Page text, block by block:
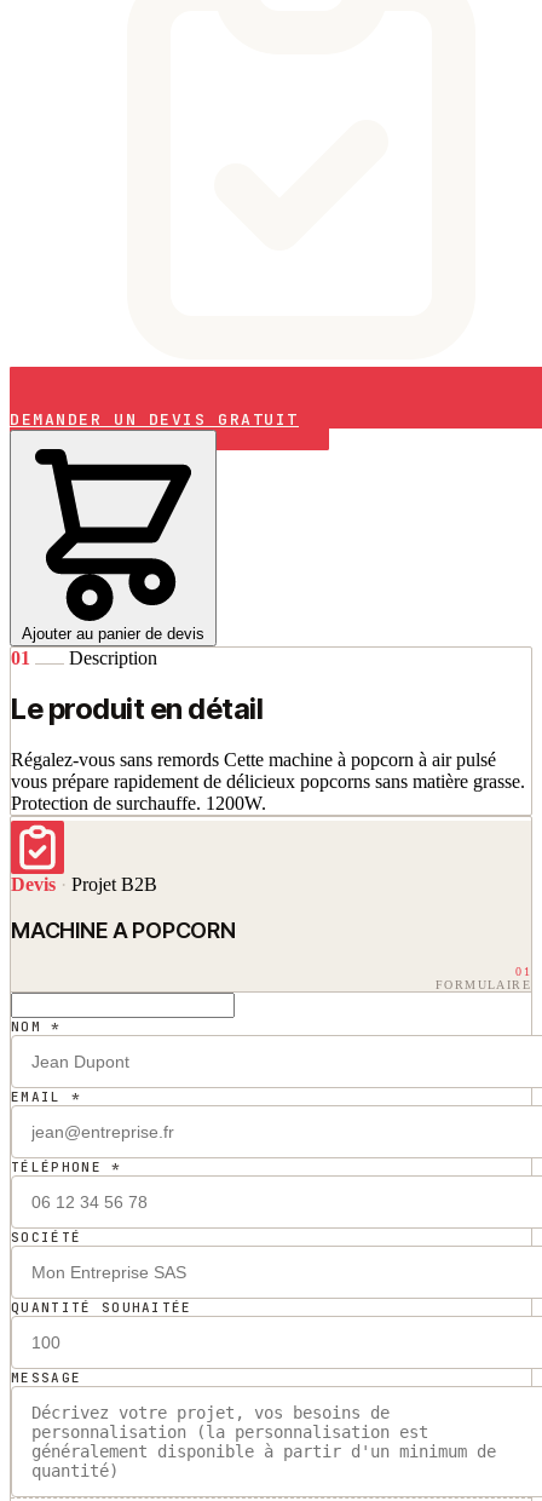
DEMANDER UN DEVIS GRATUIT
Ajouter au panier de devis
01 Description
Le produit en détail
Régalez-vous sans remords Cette machine à popcorn à air pulsé
vous prépare rapidement de délicieux popcorns sans matière grasse.
Protection de surchauffe. 1200W.
Devis · Projet B2B
MACHINE A POPCORN
01
FORMULAIRE
NOM *
EMAIL *
TÉLÉPHONE *
SOCIÉTÉ
QUANTITÉ SOUHAITÉE
MESSAGE